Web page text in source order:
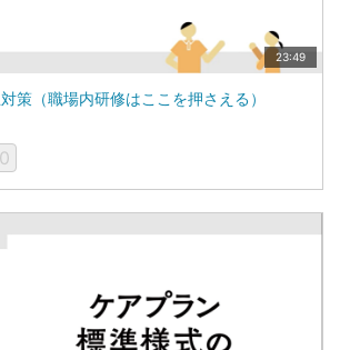
23:49
策（職場内研修はここを押さえる）
0